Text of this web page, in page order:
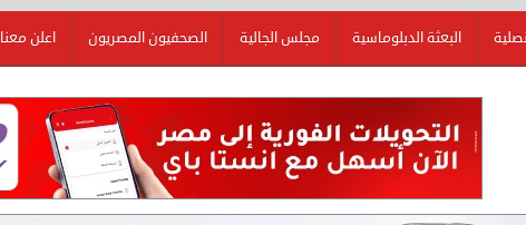
البعثة الدبلوماسية مجلس الجالية الصحفيون المصريون اعلن معنا